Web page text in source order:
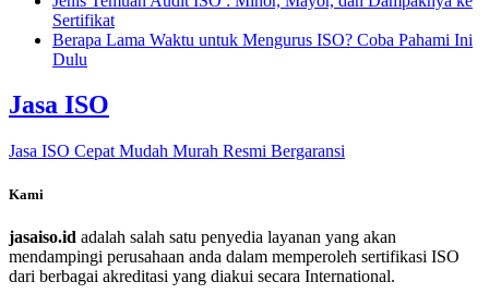
Sertifikat
Berapa Lama Waktu untuk Mengurus ISO? Coba Pahami Ini
Dulu
Jasa ISO
Jasa ISO Cepat Mudah Murah Resmi Bergaransi
Kami
jasaiso.id adalah salah satu penyedia layanan yang akan
mendampingi perusahaan anda dalam memperoleh sertifikasi ISO
dari berbagai akreditasi yang diakui secara International.